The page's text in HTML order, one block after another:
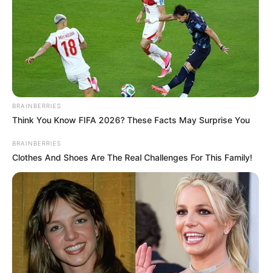
MUNDIAL DE CLUBES
Palmeiras derrotó a Al
Ahly y está en la final del
Mundial de Clubes
Senegal clasifica a la final
y se cita con la historia en
la Copa de África
LIGA BETPLAY
Tolima, segundo finalista
BRAINBERRIES
Think You Know FIFA 2026? These Facts May Surprise You
BRAINBERRIES
Clothes And Shoes Are The Real Challenges For This Family!